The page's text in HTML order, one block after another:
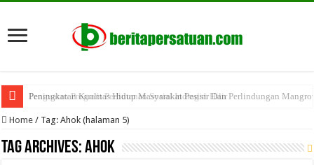
Peningkatan Kualitas Hidup Masyarakat Pesisir Dan Perlindungan
Penguatan Program Perhutanan Sosial Indragiri Hilir
Home / Tag:Ahok (halaman 5)
Tag Archives:Ahok